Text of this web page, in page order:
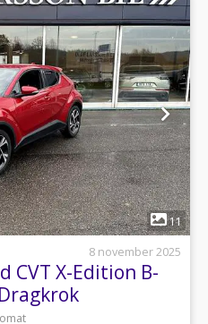
11
8 november 2025
CVT X-Edition B-